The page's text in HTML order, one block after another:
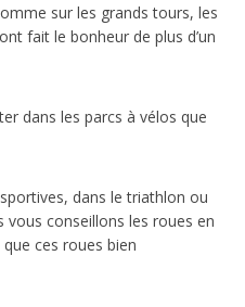
sur les grands tours, les
fait le bonheur de plus d’un
dans les parcs à vélos que
dans le triathlon ou
conseillons les roues en
ces roues bien